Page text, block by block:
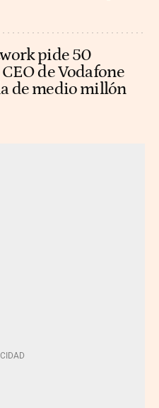
pide 50
de Vodafone
de medio millón